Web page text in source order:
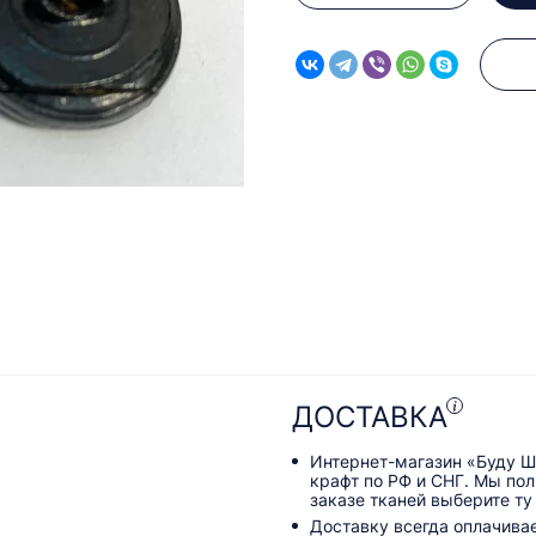
ДОСТАВКА
Интернет-магазин «Буду
крафт по РФ и СНГ. Мы
заказе тканей выберите
Доставку всегда